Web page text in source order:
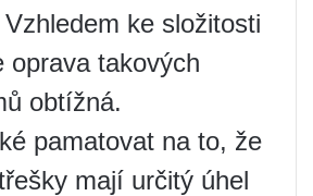
ke složitosti
oprava takových
obtížná.
pamatovat na to, že
mají určitý úhel